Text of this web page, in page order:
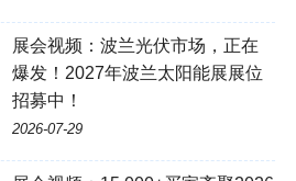
展会视频：波兰光伏市场，正在
爆发！2027年波兰太阳能展展位
招募中！
2026-07-29